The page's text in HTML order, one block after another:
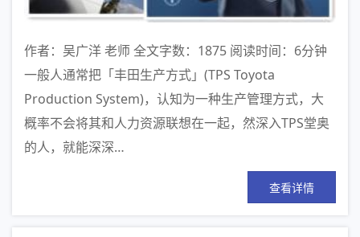
作者：吴广洋 老师 全文字数：1875 阅读时间：6分钟
一般人通常把「丰田生产方式」(TPS Toyota
Production System)，认知为一种生产管理方式，大
概率不会将其和人力资源联想在一起，然深入TPS堂奥
的人，就能深深…
查看详情